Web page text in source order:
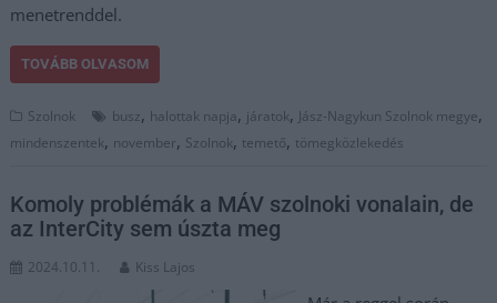
menetrenddel.
TOVÁBB OLVASOM
Szolnok busz, halottak napja, járatok, Jász-Nagykun Szolnok megye,
mindenszentek, november, Szolnok, temető, tömegközlekedés
Komoly problémák a MÁV szolnoki vonalain, de
az InterCity sem úszta meg
2024.10.11. Kiss Lajos